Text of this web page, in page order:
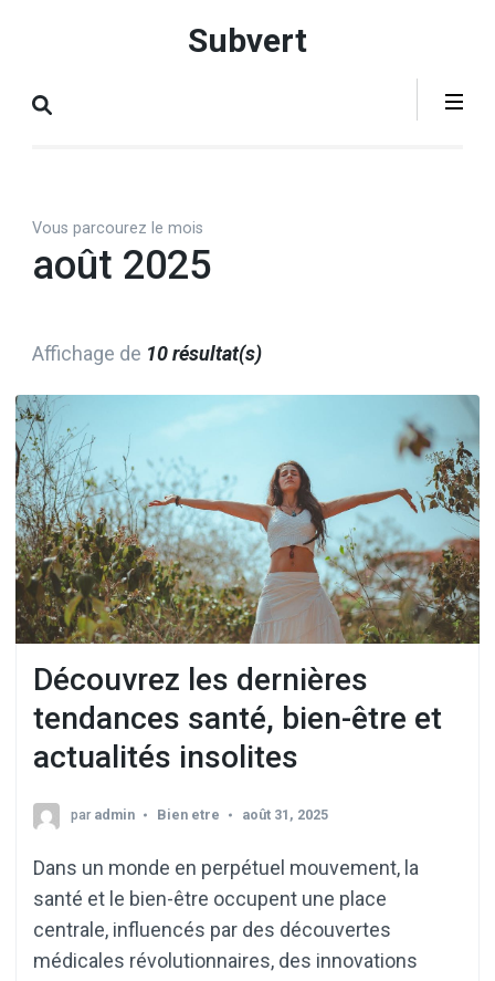
(Pressez
Subvert
Vous parcourez le mois
août 2025
Affichage de 10 résultat(s)
Découvrez les dernières
tendances santé, bien-être et
actualités insolites
par admin Bien etre août 31, 2025
Dans un monde en perpétuel mouvement, la
santé et le bien-être occupent une place
centrale, influencés par des découvertes
médicales révolutionnaires, des innovations